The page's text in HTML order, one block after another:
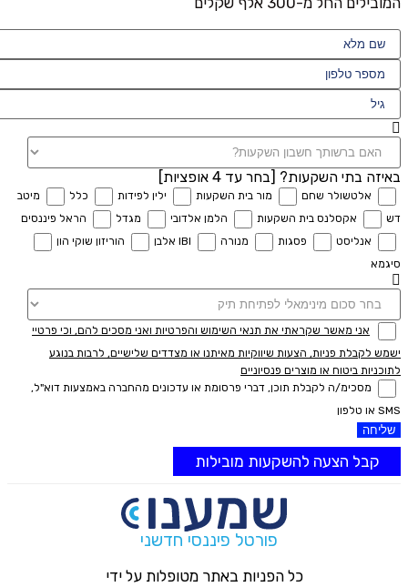
באיזה בתי השקעות? [בחר עד 4 אופציות]
אלטשולר שחם מור בית השקעות ילין לפידות כלל
מיטב
דש
אקסלנס בית השקעות הלמן אלדובי מגדל
הראל פיננסים
אנליסט
פסגות מנורה IBI אלבן
הוריזון שוקי הון
סיגמא
אני מאשר שקראתי את תנאי השימוש והפרטיות ואני מסכים להם, וכי פרטיי
ישמש לקבלת פניות, הצעות שיווקיות מאיתנו או מצדדים שלישיים, לרבות בנוגע
לתוכניות ביטוח או מוצרים פנסיוניים
מסכימ/ה לקבלת תוכן, דברי פרסומת או עדכונים מהחברה באמצעות דוא"ל,
SMS או טלפון
שליחה
קבל הצעה להשקעות מובילות
פורטל פיננסי חדשני
כל הפניות באתר מטופלות על ידי